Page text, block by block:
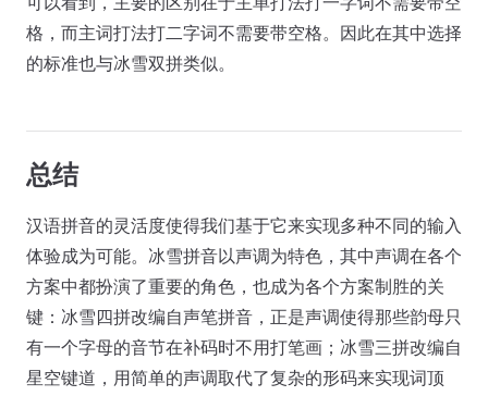
格，而主词打法打二字词不需要带空格。因此在其中选择
的标准也与冰雪双拼类似。
总结
汉语拼音的灵活度使得我们基于它来实现多种不同的输入
体验成为可能。冰雪拼音以声调为特色，其中声调在各个
方案中都扮演了重要的角色，也成为各个方案制胜的关
键：冰雪四拼改编自声笔拼音，正是声调使得那些韵母只
有一个字母的音节在补码时不用打笔画；冰雪三拼改编自
星空键道，用简单的声调取代了复杂的形码来实现词顶